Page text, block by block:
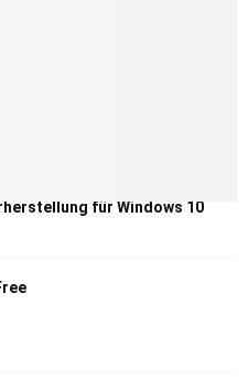
für Windows 10